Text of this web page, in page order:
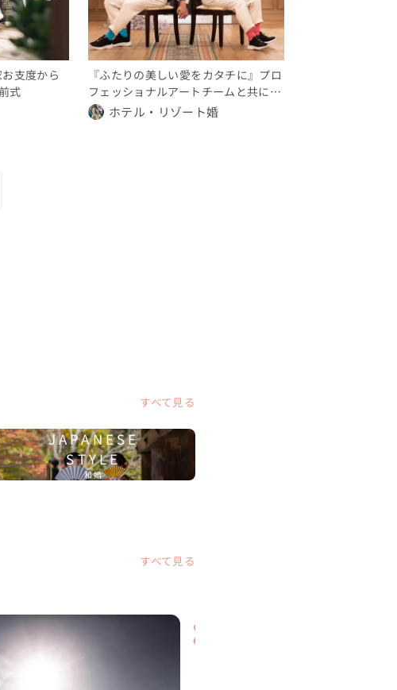
300 〜 350 万円
150 〜 200 万円
30 〜 50 万円
支度から
式
30 〜 50 万円
『ふたりの美しい愛をカタチに』プロ
フェッショナルアートチームと共に創
るオールジェンダーウエディング
ホテル・リゾート婚
すべて見る
JAPANESE
STYLE
和婚
すべて見る